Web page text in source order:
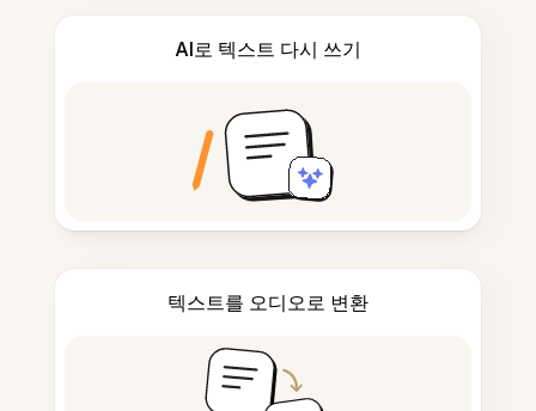
AI로 텍스트 다시 쓰기
텍스트를 오디오로 변환